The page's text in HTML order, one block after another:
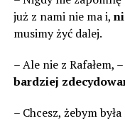
już z nami nie ma i,
musimy żyć dalej.
– Ale nie z Rafałem, –
bardziej
– Chcesz, żebym